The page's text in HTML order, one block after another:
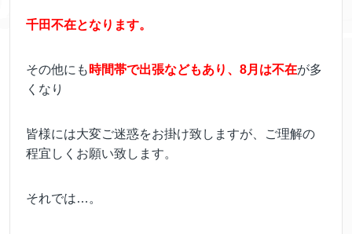
千田不在となります。
その他にも 時間帯で出張などもあり、8月は不在が多
くなり
皆様には大変ご迷惑をお掛け致しますが、ご理解の
程宜しくお願い致します。
それでは…。